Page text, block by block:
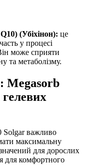
(Убіхінон): це
у процесі
може сприяти
та метаболізму.
Megasorb
Solgar важливо
максимальну
для дорослих
для комфортного